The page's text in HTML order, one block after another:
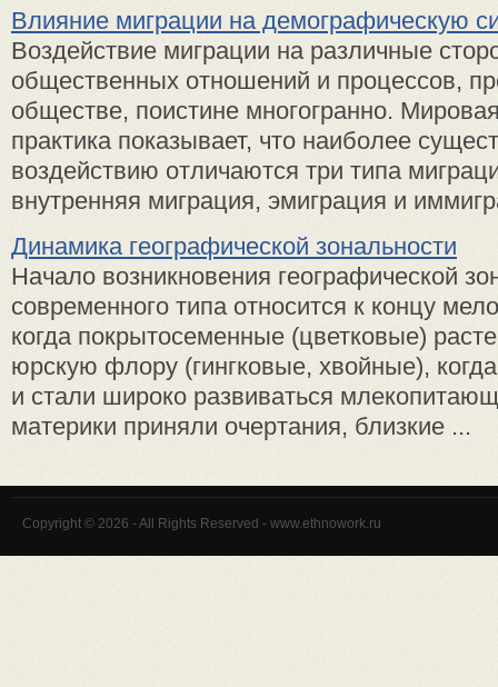
Влияние миграции на демографическую
Воздействие миграции на различные
общественных отношений и процессов,
обществе, поистине многогранно.
практика показывает, что наиболее
воздействию отличаются три типа
внутренняя миграция, эмиграция и
Динамика географической зональности
Начало возникновения географической
современного типа относится к концу
когда покрытосеменные (цветковые)
юрскую флору (гингковые, хвойные),
и стали широко развиваться
материки приняли очертания, близкие ...
Copyright © 2026 - All Rights Reserved - www.ethnowork.ru